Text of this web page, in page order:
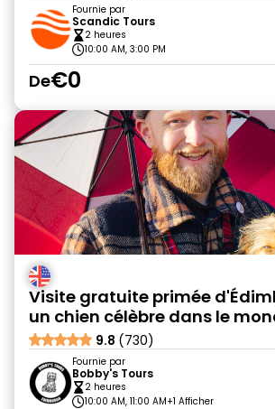
Fournie par
Scandic Tours
2 heures
10:00 AM, 3:00 PM
De€0
Visite gratuite primée
un chien célèbre dans le
9.8 (730)
Fournie par
Bobby's Tours
2 heures
10:00 AM, 11:00 AM+1 Afficher